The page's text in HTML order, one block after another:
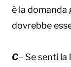
è la domanda
dovrebbe
C– Se senti